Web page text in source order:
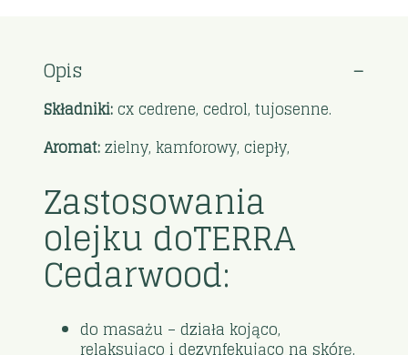
Opis
Składniki:cx cedrene, cedrol, tujosenne.
Aromat:zielny, kamforowy, ciepły,
Zastosowania
olejku doTERRA
Cedarwood:
do masażu – działa kojąco,